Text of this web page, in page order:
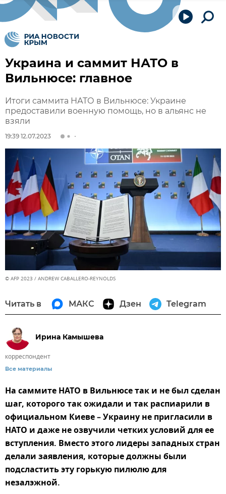
Украина и саммит НАТО в
Вильнюсе: главное
Итоги саммита НАТО в Вильнюсе: Украине
предоставили военную помощь, но в альянс не
взяли
19:39 12.07.2023
© AFP 2023 / ANDREW CABALLERO-REYNOLDS
Читать в МАКС Дзен Telegram
Ирина Камышева
корреспондент
Все материалы
На саммите НАТО в Вильнюсе так и не был сделан
шаг, которого так ожидали и так распиарили в
официальном Киеве – Украину не пригласили в
НАТО и даже не озвучили четких условий для ее
вступления. Вместо этого лидеры западных стран
делали заявления, которые должны были
подсластить эту горькую пилюлю для
незалэжной.